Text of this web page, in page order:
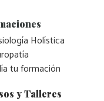
Holística
tu formación
y Talleres